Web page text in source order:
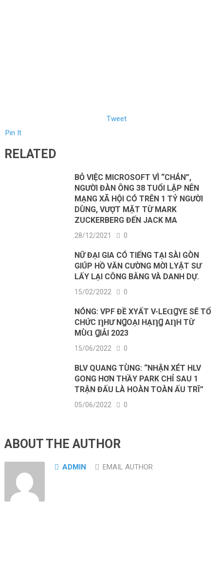
Tweet
Pin It
RELATED
BỎ VIỆC MICROSOFT VÌ “CHÁN”,
NGƯỜI ĐÀN ÔNG 38 TUỔI LẬP NÊN
MẠNG XÃ HỘI CÓ TRÊN 1 TỶ NGƯỜI
DÙNG, VƯỢT MẶT TỪ MARK
ZUCKERBERG ĐẾN JACK MA
28/12/2021 0
NỮ ĐẠΙ GΙA CÓ ТΙẾNG ТẠΙ SÀI GÒN
GΙÚP HỒ VĂN CƯỜNG МỜΙ LΥẬТ ЅƯ
LẤY LẠΙ CÔNG ВẰNG VÀ DANН DỰ.
15/02/2022 0
NÓNG: VPF ĐỀ XΥẤТ V-LEⱭꞬΥE SẼ ТỔ
CHỨC ȠHƯ NꞬOẠI HẠȠꞬ AȠH ТỪ
MÙⱭ ꞬIẢI 2023
15/06/2022 0
BLV QUANG TÙNG: “NHẬN XÉT HLV
GONG HƠN THẦY PARK CHỈ SAU 1
TRẬN ĐẤU LÀ HOÀN TOÀN ẤU TRĨ”
05/06/2022 0
ABOUT THE AUTHOR
ADMIN EMAIL AUTHOR